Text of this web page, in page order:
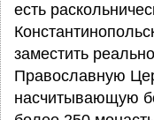
есть
заместить
Православную
насчитывающую